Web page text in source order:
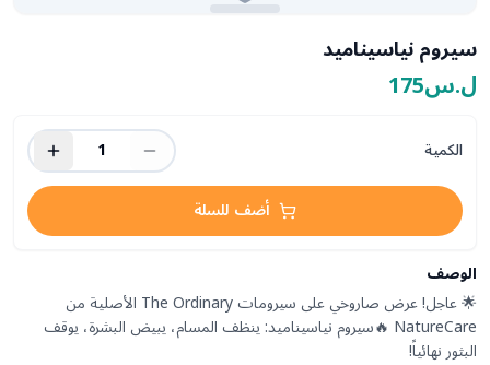
سيروم نياسيناميد
ل.س175
الكمية
1
أضف للسلة
الوصف
🌟 عاجل! عرض صاروخي على سيرومات The Ordinary الأصلية من
NatureCare 🔥سيروم نياسيناميد: ينظف المسام، يبيض البشرة، يوقف